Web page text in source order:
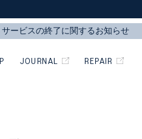
JOURNAL REPAIR